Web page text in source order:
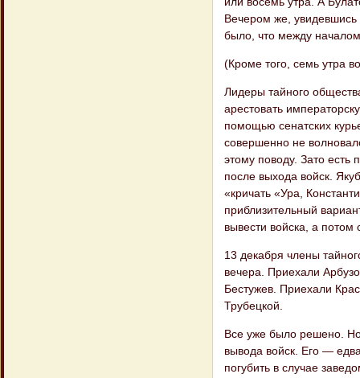
Вечером же, увидевшись
было, что между
(Кроме того, семь утра
Лидеры тайного
арестовать
помощью сенатских
совершенно не
этому поводу. Зато есть
после выхода войск.
«кричать «Ура,
приблизительный
вывести войска, а потом
13 декабря члены
вечера. При​ехали
Бестужев. Приехали
Трубецкой.
Все уже было решено.
вывода войск. Его —
погубить в случае